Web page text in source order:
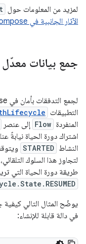
لمزيد من المعلومات حول
الآثار الجانبية في Compose
جمع بيانات معدّل
التطبيقات
المنفردة Flow إلى عنصر
اشتراك دورة الحياة نيابةً
النشاط STARTED
لتجاوز هذا السلوك
طريقة دورة الحياة التي
يوضّح المثال التالي كيفية
في دالة قابلة للإنشاء: